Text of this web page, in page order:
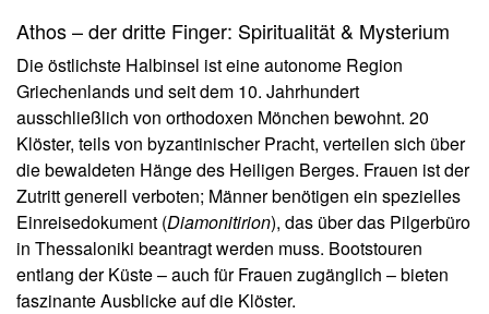
Athos – der dritte Finger: Spiritualität & Mysterium
Die östlichste Halbinsel ist eine autonome Region
Griechenlands und seit dem 10. Jahrhundert
ausschließlich von orthodoxen Mönchen bewohnt. 20
Klöster, teils von byzantinischer Pracht, verteilen sich über
die bewaldeten Hänge des Heiligen Berges. Frauen ist der
Zutritt generell verboten; Männer benötigen ein spezielles
Einreisedokument (Diamonitirion), das über das Pilgerbüro
in Thessaloniki beantragt werden muss. Bootstouren
entlang der Küste – auch für Frauen zugänglich – bieten
faszinante Ausblicke auf die Klöster.